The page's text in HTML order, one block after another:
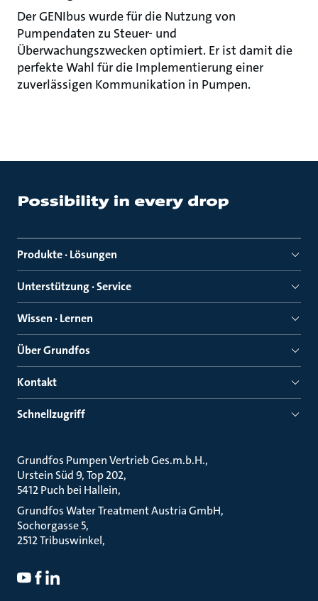
Der GENIbus wurde für die Nutzung von
Pumpendaten zu Steuer- und
Überwachungszwecken optimiert. Er ist damit die
perfekte Wahl für die Implementierung einer
zuverlässigen Kommunikation in Pumpen.
Produkte · Lösungen
Unterstützung · Service
Wissen · Lernen
Über Grundfos
Kontakt
Schnellzugriff
Grundfos Pumpen Vertrieb Ges.m.b.H.
Urstein Süd 9, Top 202
5412 Puch bei Hallein
Grundfos Water Treatment Austria GmbH
Sochorgasse 5
2512 Tribuswinkel